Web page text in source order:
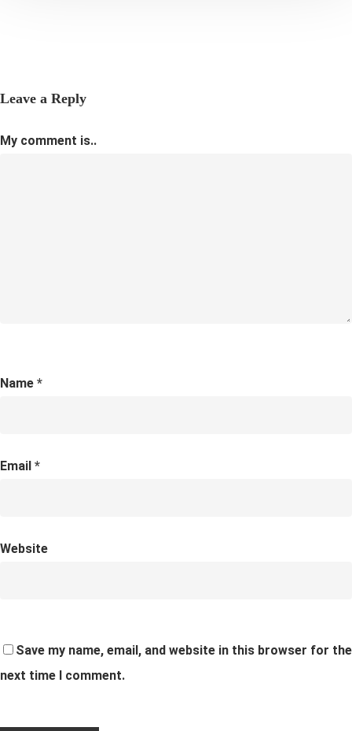
Leave a Reply
My comment is..
Name *
Email *
Website
Save my name, email, and website in this browser for the
next time I comment.